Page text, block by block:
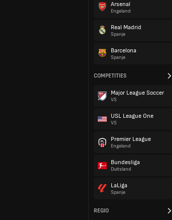
Arsenal
Engeland
Real Madrid
Spanje
Barcelona
Spanje
COMPETITIES
Major League Soccer
VS
USL League One
VS
Premier League
Engeland
Bundesliga
Duitsland
LaLiga
Spanje
REGIO